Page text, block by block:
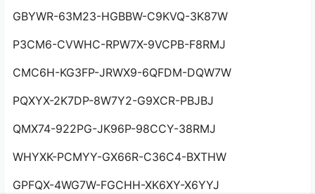
GBYWR-63M23-HGBBW-C9KVQ-3K87W
P3CM6-CVWHC-RPW7X-9VCPB-F8RMJ
CMC6H-KG3FP-JRWX9-6QFDM-DQW7W
PQXYX-2K7DP-8W7Y2-G9XCR-PBJBJ
QMX74-922PG-JK96P-98CCY-38RMJ
WHYXK-PCMYY-GX66R-C36C4-BXTHW
GPFQX-4WG7W-FGCHH-XK6XY-X6YYJ